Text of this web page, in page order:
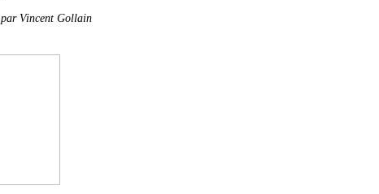
par Vincent Gollain